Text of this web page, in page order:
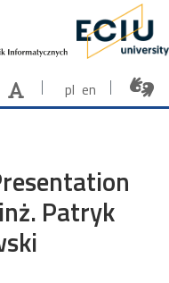
pl en
Patryk